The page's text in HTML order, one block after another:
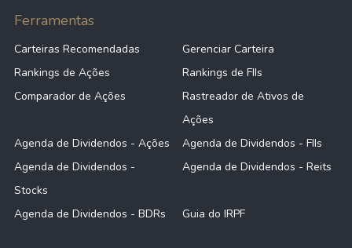
Ferramentas
Carteiras Recomendadas
Gerenciar Carteira
Rankings de Ações
Rankings de FIIs
Comparador de Ações
Rastreador de Ativos de
Ações
Agenda de Dividendos - Ações
Agenda de Dividendos - FIIs
Agenda de Dividendos -
Stocks
Agenda de Dividendos - Reits
Agenda de Dividendos - BDRs Guia do IRPF